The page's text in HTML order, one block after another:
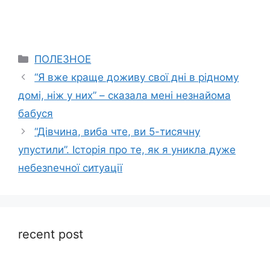
Categories
ПОЛЕЗНОЕ
“Я вже краще доживу свої дні в рідному
домі, ніж у них” – сказала мені незнайома
бабуся
“Дівчина, виба чте, ви 5-тисячну
упустили”. Історія про те, як я уникла дуже
небезnечної ситуації
recent post